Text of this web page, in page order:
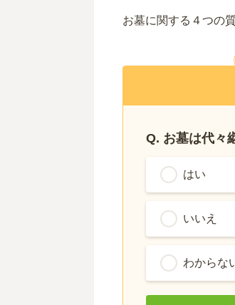
お墓に関する４つの
Q. お墓は代々
はい
いいえ
わからな